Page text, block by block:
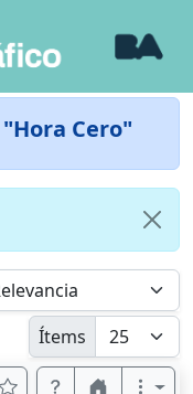
"Hora Cero"
Ítems